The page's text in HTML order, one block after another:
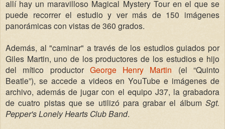
allí hay un maravilloso Magical Mystery Tour en el que se
puede recorrer el estudio y ver más de 150 imágenes
panorámicas con vistas de 360 grados.
Además, al "caminar" a través de los estudios guiados por
Giles Martin, uno de los productores de los estudios e hijo
del mítico productor George Henry Martin (el “Quinto
Beatle”), se accede a videos en YouTube e imágenes de
archivo, además de jugar con el equipo J37, la grabadora
de cuatro pistas que se utilizó para grabar el álbum Sgt.
Pepper's Lonely Hearts Club Band.